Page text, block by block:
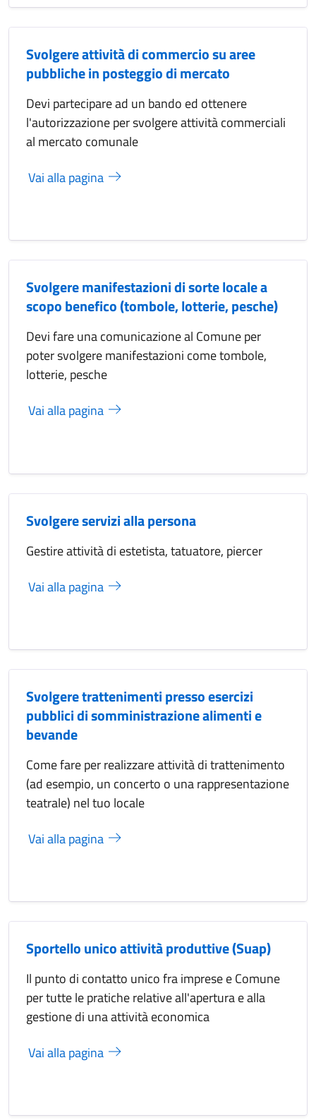
Svolgere attività di commercio su aree
pubbliche in posteggio di mercato
Devi partecipare ad un bando ed ottenere
l'autorizzazione per svolgere attività commerciali
al mercato comunale
Vai alla pagina
Svolgere manifestazioni di sorte locale a
scopo benefico (tombole, lotterie, pesche)
Devi fare una comunicazione al Comune per
poter svolgere manifestazioni come tombole,
lotterie, pesche
Vai alla pagina
Svolgere servizi alla persona
Gestire attività di estetista, tatuatore, piercer
Vai alla pagina
Svolgere trattenimenti presso esercizi
pubblici di somministrazione alimenti e
bevande
Come fare per realizzare attività di trattenimento
(ad esempio, un concerto o una rappresentazione
teatrale) nel tuo locale
Vai alla pagina
Sportello unico attività produttive (Suap)
Il punto di contatto unico fra imprese e Comune
per tutte le pratiche relative all'apertura e alla
gestione di una attività economica
Vai alla pagina